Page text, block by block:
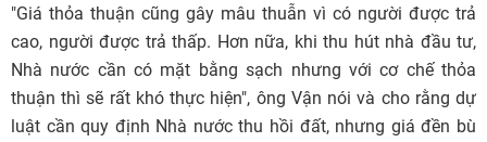
"Giá thỏa thuận cũng gây mâu thuẫn vì có người được trả
cao, người được trả thấp. Hơn nữa, khi thu hút nhà đầu tư,
Nhà nước cần có mặt bằng sạch nhưng với cơ chế thỏa
thuận thì sẽ rất khó thực hiện", ông Vận nói và cho rằng dự
luật cần quy định Nhà nước thu hồi đất, nhưng giá đền bù